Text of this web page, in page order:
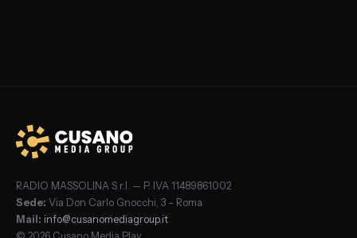
RADIO MASSOLINA S.r.l. — P. IVA 11489861002
Sede: Via Don Carlo Gnocchi, 3 – Roma
Mail: info@cusanomediagroup.it